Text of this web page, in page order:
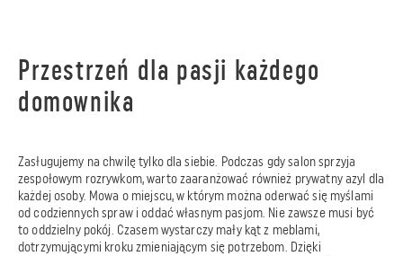
Przestrzeń dla pasji każdego
domownika
Zasługujemy na chwilę tylko dla siebie. Podczas gdy salon sprzyja
zespołowym rozrywkom, warto zaaranżować również prywatny azyl dla
każdej osoby. Mowa o miejscu, w którym można oderwać się myślami
od codziennych spraw i oddać własnym pasjom. Nie zawsze musi być
to oddzielny pokój. Czasem wystarczy mały kąt z meblami,
dotrzymującymi kroku zmieniającym się potrzebom. Dzięki